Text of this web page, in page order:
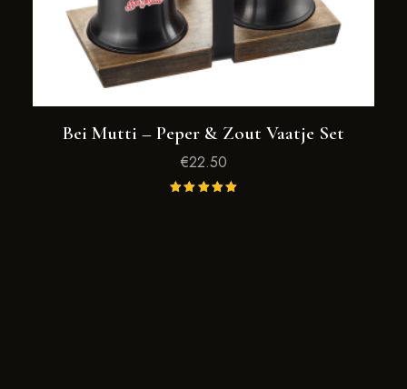
Bei Mutti – Peper & Zout Vaatje Set
€22.50